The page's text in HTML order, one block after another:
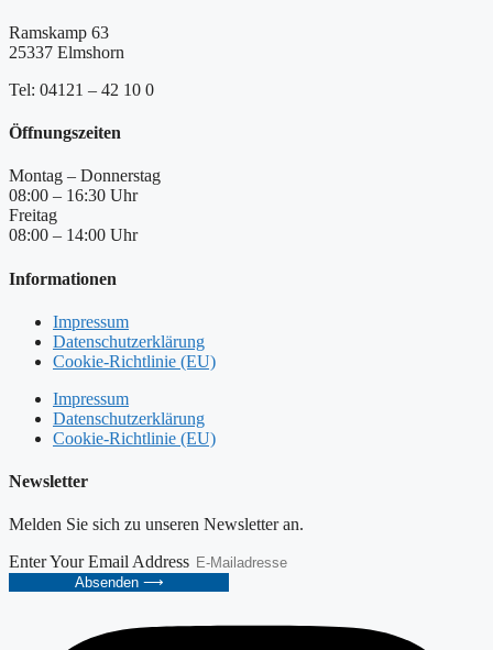
Ramskamp 63
25337 Elmshorn
Tel: 04121 – 42 10 0
Öffnungszeiten
Montag – Donnerstag
08:00 – 16:30 Uhr
Freitag
08:00 – 14:00 Uhr
Informationen
Impressum
Datenschutzerklärung
Cookie-Richtlinie (EU)
Impressum
Datenschutzerklärung
Cookie-Richtlinie (EU)
Newsletter
Melden Sie sich zu unseren Newsletter an.
Enter Your Email Address
Absenden ⟶